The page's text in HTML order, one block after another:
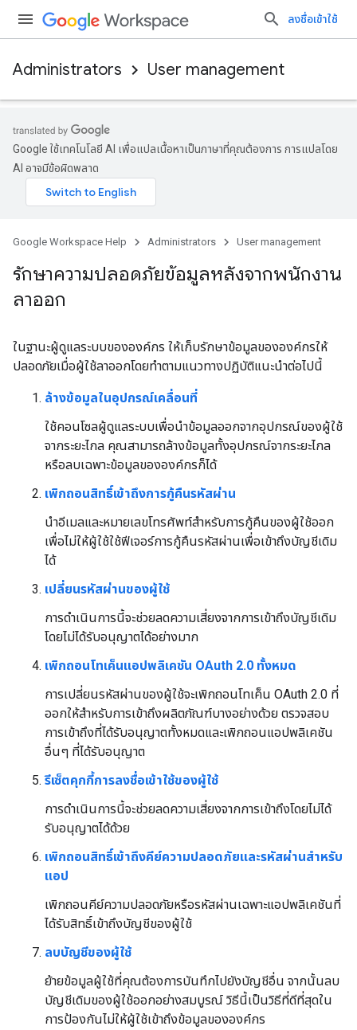
ลงชื่อเข้าใช้
Administrators User management
Google ใช้เทคโนโลยี AI เพื่อแปลเนื้อหาเป็นภาษาที่คุณต้องการ การแปลโดย
AI อาจมีข้อผิดพลาด
Google Workspace Help Administrators User management
รักษาความปลอดภัยข้อมูลหลังจากพนักงาน
ลาออก
ในฐานะผู้ดูแลระบบขององค์กร ให้เก็บรักษาข้อมูลขององค์กรให้
ปลอดภัยเมื่อผู้ใช้ลาออกโดยทำตามแนวทางปฏิบัติแนะนำต่อไปนี้
ล้างข้อมูลในอุปกรณ์เคลื่อนที่
ใช้คอนโซลผู้ดูแลระบบเพื่อนำข้อมูลออกจากอุปกรณ์ของผู้ใช้
จากระยะไกล คุณสามารถล้างข้อมูลทั้งอุปกรณ์จากระยะไกล
หรือลบเฉพาะข้อมูลขององค์กรก็ได้
เพิกถอนสิทธิ์เข้าถึงการกู้คืนรหัสผ่าน
นำอีเมลและหมายเลขโทรศัพท์สำหรับการกู้คืนของผู้ใช้ออก
เพื่อไม่ให้ผู้ใช้ใช้ฟีเจอร์การกู้คืนรหัสผ่านเพื่อเข้าถึงบัญชีเดิม
ได้
เปลี่ยนรหัสผ่านของผู้ใช้
การดำเนินการนี้จะช่วยลดความเสี่ยงจากการเข้าถึงบัญชีเดิม
โดยไม่ได้รับอนุญาตได้อย่างมาก
เพิกถอนโทเค็นแอปพลิเคชัน OAuth 2.0 ทั้งหมด
การเปลี่ยนรหัสผ่านของผู้ใช้จะเพิกถอนโทเค็น OAuth 2.0 ที่
ออกให้สำหรับการเข้าถึงผลิตภัณฑ์บางอย่างด้วย ตรวจสอบ
การเข้าถึงที่ได้รับอนุญาตทั้งหมดและเพิกถอนแอปพลิเคชัน
อื่นๆ ที่ได้รับอนุญาต
รีเซ็ตคุกกี้การลงชื่อเข้าใช้ของผู้ใช้
การดำเนินการนี้จะช่วยลดความเสี่ยงจากการเข้าถึงโดยไม่ได้
รับอนุญาตได้ด้วย
เพิกถอนสิทธิ์เข้าถึงคีย์ความปลอดภัยและรหัสผ่านสำหรับ
แอป
เพิกถอนคีย์ความปลอดภัยหรือรหัสผ่านเฉพาะแอปพลิเคชันที่
ได้รับสิทธิ์เข้าถึงบัญชีของผู้ใช้
ลบบัญชีของผู้ใช้
ย้ายข้อมูลผู้ใช้ที่คุณต้องการบันทึกไปยังบัญชีอื่น จากนั้นลบ
บัญชีเดิมของผู้ใช้ออกอย่างสมบูรณ์ วิธีนี้เป็นวิธีที่ดีที่สุดใน
การป้องกันไม่ให้ผู้ใช้เข้าถึงข้อมูลขององค์กร